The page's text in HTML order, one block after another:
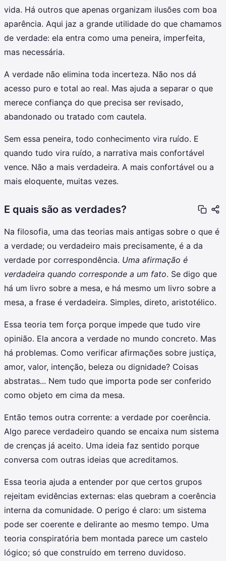
vida. Há outros que apenas organizam ilusões com boa
aparência. Aqui jaz a grande utilidade do que chamamos
de verdade: ela entra como uma peneira, imperfeita,
mas necessária.
A verdade não elimina toda incerteza. Não nos dá
acesso puro e total ao real. Mas ajuda a separar o que
merece confiança do que precisa ser revisado,
abandonado ou tratado com cautela.
Sem essa peneira, todo conhecimento vira ruído. E
quando tudo vira ruído, a narrativa mais confortável
vence. Não a mais verdadeira. A mais confortável ou a
mais eloquente, muitas vezes.
E quais são as verdades?
Na filosofia, uma das teorias mais antigas sobre o que é
a verdade; ou verdadeiro mais precisamente, é a da
verdade por correspondência. Uma afirmação é
verdadeira quando corresponde a um fato. Se digo que
há um livro sobre a mesa, e há mesmo um livro sobre a
mesa, a frase é verdadeira. Simples, direto, aristotélico.
Essa teoria tem força porque impede que tudo vire
opinião. Ela ancora a verdade no mundo concreto. Mas
há problemas. Como verificar afirmações sobre justiça,
amor, valor, intenção, beleza ou dignidade? Coisas
abstratas... Nem tudo que importa pode ser conferido
como objeto em cima da mesa.
Então temos outra corrente: a verdade por coerência.
Algo parece verdadeiro quando se encaixa num sistema
de crenças já aceito. Uma ideia faz sentido porque
conversa com outras ideias que acreditamos.
Essa teoria ajuda a entender por que certos grupos
rejeitam evidências externas: elas quebram a coerência
interna da comunidade. O perigo é claro: um sistema
pode ser coerente e delirante ao mesmo tempo. Uma
teoria conspiratória bem montada parece um castelo
lógico; só que construído em terreno duvidoso.